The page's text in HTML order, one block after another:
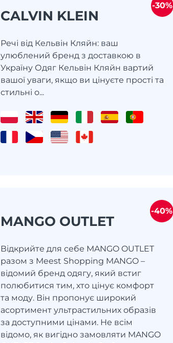
CALVIN KLEIN
Речі від Кельвін Кляйн: ваш
улюблений бренд з доставкою в
Україну Одяг Кельвін Кляйн вартий
вашої уваги, якщо ви цінуєте прості та
стильні о...
-30%
MANGO OUTLET
Відкрийте для себе MANGO OUTLET
разом з Meest Shopping MANGO –
відомий бренд одягу, який встиг
полюбитися тим, хто цінує комфорт
та моду. Він пропонує широкий
асортимент ультрастильних образів
за доступними цінами. Не всім
відомо, як вигідно замовляти MANGO
-40%